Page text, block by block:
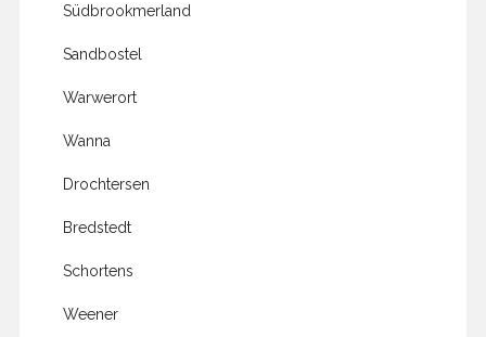
Südbrookmerland
Sandbostel
Warwerort
Wanna
Drochtersen
Bredstedt
Schortens
Weener